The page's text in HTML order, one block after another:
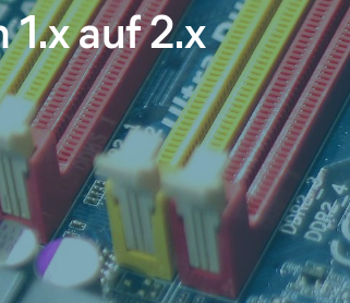
auf 2.x